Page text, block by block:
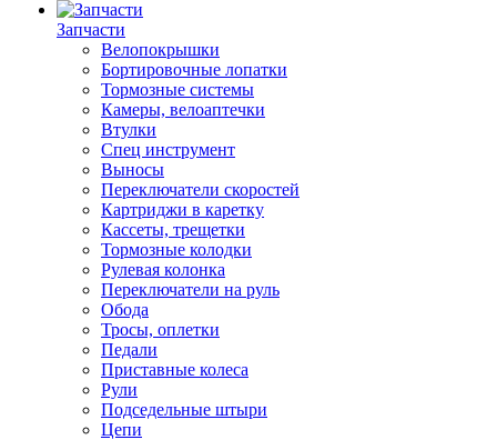
Запчасти
Велопокрышки
Бортировочные лопатки
Тормозные системы
Камеры, велоаптечки
Втулки
Спец инструмент
Выносы
Переключатели скоростей
Картриджи в каретку
Кассеты, трещетки
Тормозные колодки
Рулевая колонка
Переключатели на руль
Обода
Тросы, оплетки
Педали
Приставные колеса
Рули
Подседельные штыри
Цепи